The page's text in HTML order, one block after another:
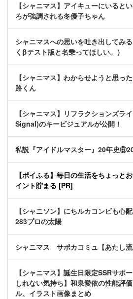
【シャニマス】アイキューにいると
ろが強調される冬優子ちゃん
シャニマスへの思いを吐き出してみ
くβテスト版と名乗ってほしい。）
【シャニマス】わからせようと思っ
路くん
【シャニマス】リフラクションズラ
Signal)のキービジュアルが公開！
私説『アイドルマスター』20年史
【ポイふる】毎日の生活をちょっと
イント貯まる [PR]
【シャニソン】にちルカコンビも心
283プロの太陽
シャニマス サポカコミュ【あたし
【シャニマス】誕生日限定SSRサポ
しれない気持ち】和泉愛依の性能評
ル、イラスト画像まとめ